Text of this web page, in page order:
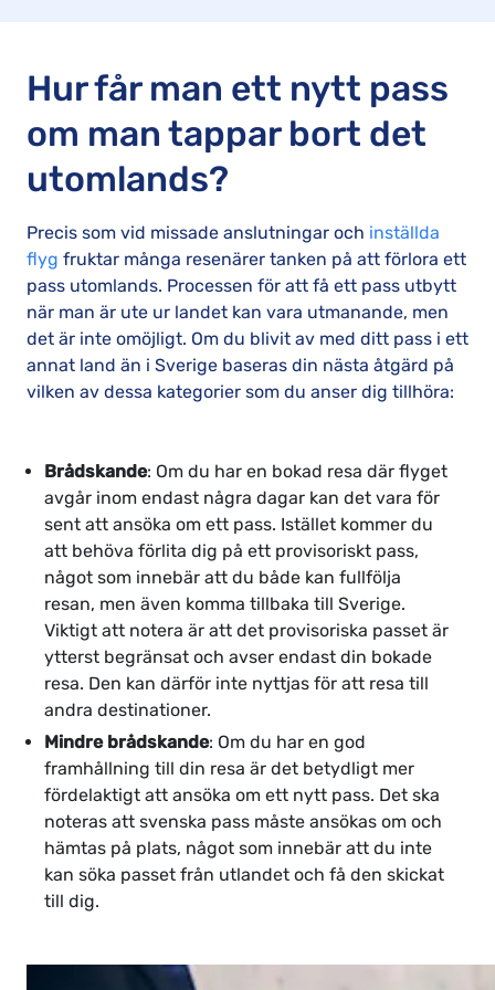
Hur får man ett nytt pass
om man tappar bort det
utomlands?
Precis som vid missade anslutningar och inställda
flyg fruktar många resenärer tanken på att förlora ett
pass utomlands. Processen för att få ett pass utbytt
när man är ute ur landet kan vara utmanande, men
det är inte omöjligt. Om du blivit av med ditt pass i ett
annat land än i Sverige baseras din nästa åtgärd på
vilken av dessa kategorier som du anser dig tillhöra:
Brådskande: Om du har en bokad resa där flyget
avgår inom endast några dagar kan det vara för
sent att ansöka om ett pass. Istället kommer du
att behöva förlita dig på ett provisoriskt pass,
något som innebär att du både kan fullfölja
resan, men även komma tillbaka till Sverige.
Viktigt att notera är att det provisoriska passet är
ytterst begränsat och avser endast din bokade
resa. Den kan därför inte nyttjas för att resa till
andra destinationer.
Mindre brådskande: Om du har en god
framhållning till din resa är det betydligt mer
fördelaktigt att ansöka om ett nytt pass. Det ska
noteras att svenska pass måste ansökas om och
hämtas på plats, något som innebär att du inte
kan söka passet från utlandet och få den skickat
till dig.